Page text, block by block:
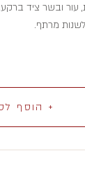
עור ובשר ציד
מרתף.
+ הוסף